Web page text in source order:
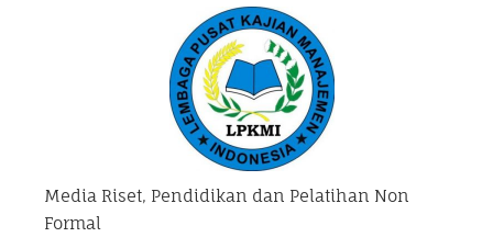
Media Riset, Pendidikan dan Pelatihan Non
Formal